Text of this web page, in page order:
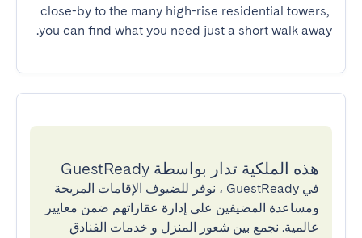
close-by to the many high-rise residential towers,
you can find what you need just a short walk away.
هذه الملكية تدار بواسطة GuestReady
في GuestReady ، نوفر للضيوف الإقامات المريحة
ومساعدة المضيفين على إدارة عقاراتهم ضمن معايير
عالمية. نجمع بين شعور المنزل و خدمات الفنادق